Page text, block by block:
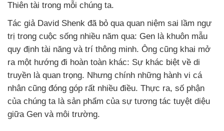
Thiên tài trong mỗi chúng ta.
Tác giả David Shenk đã bỏ qua quan niệm sai lầm ngự
trị trong cuộc sống nhiều năm qua: Gen là khuôn mẫu
quy định tài năng và trí thông minh. Ông cũng khai mở
ra một hướng đi hoàn toàn khác: Sự khác biệt về di
truyền là quan trọng. Nhưng chính những hành vi cá
nhân cũng đóng góp rất nhiều điều. Thực ra, số phận
của chúng ta là sản phẩm của sự tương tác tuyệt diệu
giữa Gen và môi trường.